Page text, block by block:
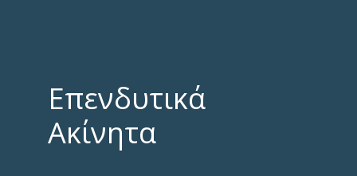
Επενδυτικά
Ακίνητα